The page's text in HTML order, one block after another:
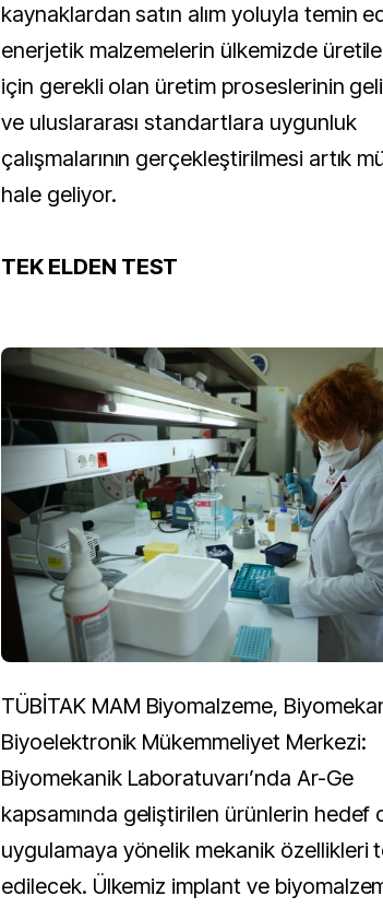
kaynaklardan satın alım yoluyla temin
enerjetik malzemelerin ülkemizde
için gerekli olan üretim proseslerinin
ve uluslararası standartlara uygunluk
çalışmalarının gerçekleştirilmesi artık
hale geliyor.
TEK ELDEN TEST
TÜBİTAK MAM Biyomalzeme,
Biyoelektronik Mükemmeliyet Merkezi:
Biyomekanik Laboratuvarı’nda Ar-Ge
kapsamında geliştirilen ürünlerin hedef
uygulamaya yönelik mekanik özellikleri
edilecek. Ülkemiz implant ve